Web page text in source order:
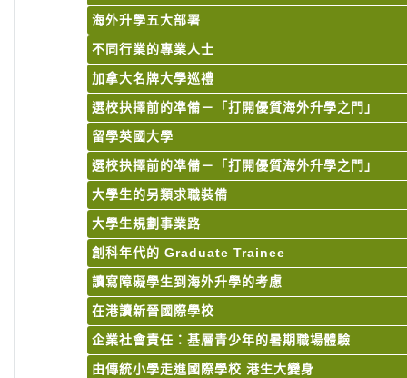
海外升學五大部署
不同行業的專業人士
加拿大名牌大學巡禮
選校抉擇前的凖備－「打開優質海外升學之門」
留學英國大學
選校抉擇前的凖備－「打開優質海外升學之門」
大學生的另類求職裝備
大學生規劃事業路
創科年代的 Graduate Trainee
讀寫障礙學生到海外升學的考慮
在港讀新晉國際學校
企業社會責任：基層青少年的暑期職場體驗
由傳統小學走進國際學校 港生大變身